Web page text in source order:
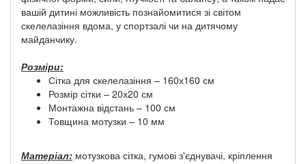
вашій дитині можливість познайомитися зі світом
скелелазіння вдома, у спортзалі чи на дитячому
майданчику.
Розміри:
Сітка для скелелазіння – 160х160 см
Розмір сітки – 20х20 см
Монтажна відстань – 100 см
Товщина мотузки – 10 мм
Матеріал: мотузкова сітка, гумові з'єднувачі, кріплення